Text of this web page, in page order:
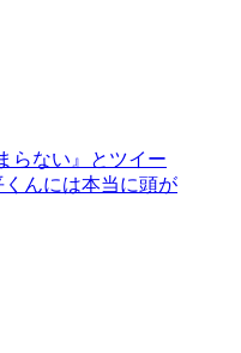
らない』とツイー
んには本当に頭が